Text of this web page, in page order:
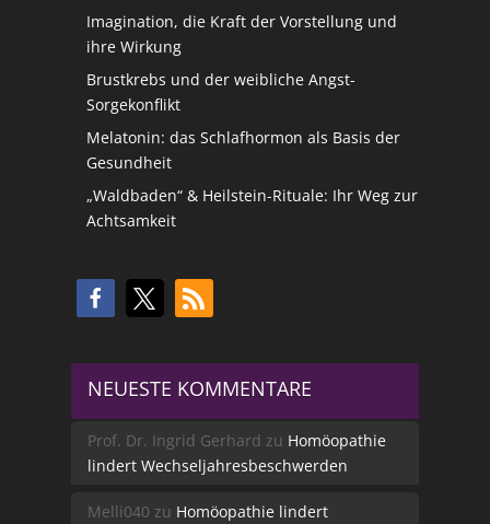
Imagination, die Kraft der Vorstellung und
ihre Wirkung
Brustkrebs und der weibliche Angst-
Sorgekonflikt
Melatonin: das Schlafhormon als Basis der
Gesundheit
„Waldbaden“ & Heilstein-Rituale: Ihr Weg zur
Achtsamkeit
NEUESTE KOMMENTARE
Prof. Dr. Ingrid Gerhard zu Homöopathie
lindert Wechseljahresbeschwerden
Melli040 zu Homöopathie lindert